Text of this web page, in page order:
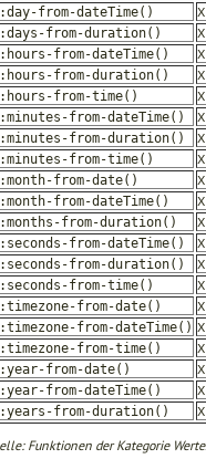
from-dateTime()
from-duration()
from-dateTime()
from-duration()
from-time()
from-dateTime()
from-duration()
from-time()
from-date()
from-dateTime()
from-duration()
from-dateTime()
from-duration()
from-time()
from-date()
from-dateTime()
from-time()
from-date()
from-dateTime()
from-duration()
Funktionen der Kategorie